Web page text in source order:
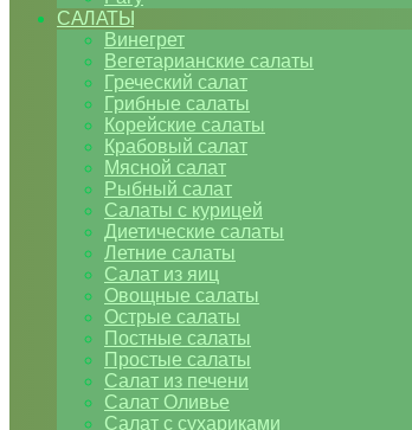
САЛАТЫ
Винегрет
Вегетарианские салаты
Греческий салат
Грибные салаты
Корейские салаты
Крабовый салат
Мясной салат
Рыбный салат
Салаты с курицей
Диетические салаты
Летние салаты
Салат из яиц
Овощные салаты
Острые салаты
Постные салаты
Простые салаты
Салат из печени
Салат Оливье
Салат с сухариками